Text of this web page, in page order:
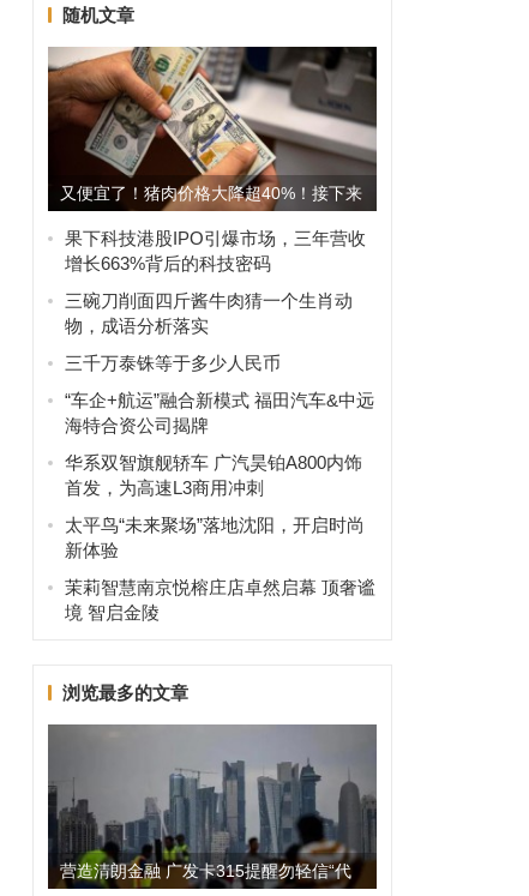
随机文章
又便宜了！猪肉价格大降超40%！接下来
会涨吗？
果下科技港股IPO引爆市场，三年营收
增长663%背后的科技密码
三碗刀削面四斤酱牛肉猜一个生肖动
物，成语分析落实
三千万泰铢等于多少人民币
“车企+航运”融合新模式 福田汽车&中远
海特合资公司揭牌
华系双智旗舰轿车 广汽昊铂A800内饰
首发，为高速L3商用冲刺
太平鸟“未来聚场”落地沈阳，开启时尚
新体验
茉莉智慧南京悦榕庄店卓然启幕 顶奢谧
境 智启金陵
浏览最多的文章
营造清朗金融 广发卡315提醒勿轻信“代